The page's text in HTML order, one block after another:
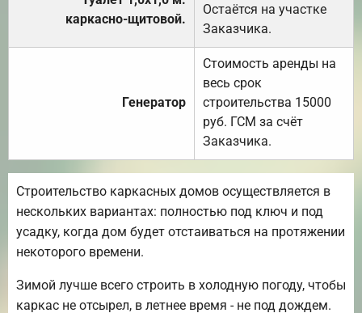
каркасно-щитовой.
Остаётся на участке
Заказчика.
Генератор
Стоимость аренды на
весь срок
строительства 15000
руб. ГСМ за счёт
Заказчика.
Строительство каркасных домов осуществляется в
нескольких вариантах: полностью под ключ и под
усадку, когда дом будет отстаиваться на протяжении
некоторого времени.
Зимой лучше всего строить в холодную погоду, чтобы
каркас не отсырел, в летнее время - не под дождем.